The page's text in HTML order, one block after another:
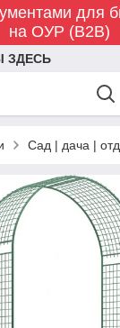
для
на ОУР (B2B)
ЗДЕСЬ
Сад | дача |